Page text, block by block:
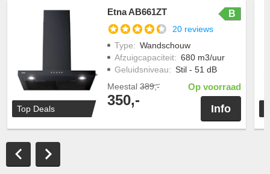
Top Deals
Etna AB661ZT B
20 reviews
Type: Wandschouw
Afzuigcapaciteit: 680 m3/uur
Geluidsniveau: Stil - 51 dB
Meestal 389,-
350,-
Op voorraad
Info